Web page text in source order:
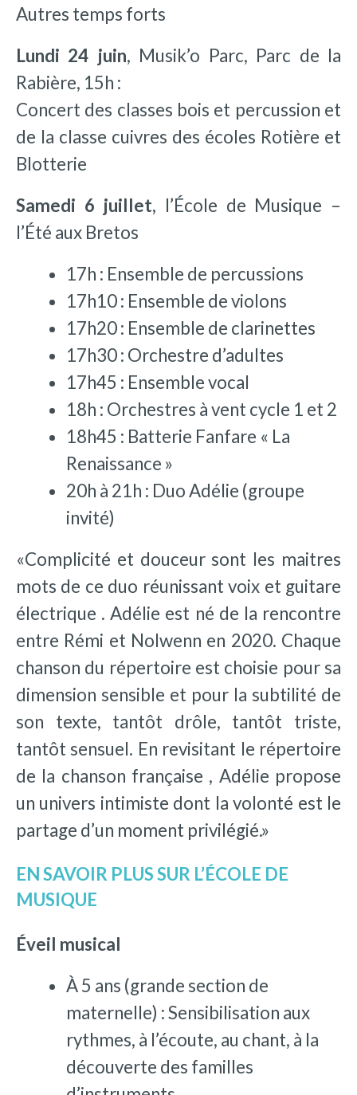
Autres temps forts
Lundi 24 juin, Musik’o Parc, Parc de la
Rabière, 15h :
Concert des classes bois et percussion et
de la classe cuivres des écoles Rotière et
Blotterie
Samedi 6 juillet, l’École de Musique –
l’Été aux Bretos
17h : Ensemble de percussions
17h10 : Ensemble de violons
17h20 : Ensemble de clarinettes
17h30 : Orchestre d’adultes
17h45 : Ensemble vocal
18h : Orchestres à vent cycle 1 et 2
18h45 : Batterie Fanfare « La
Renaissance »
20h à 21h : Duo Adélie (groupe
invité)
«Complicité et douceur sont les maitres
mots de ce duo réunissant voix et guitare
électrique . Adélie est né de la rencontre
entre Rémi et Nolwenn en 2020. Chaque
chanson du répertoire est choisie pour sa
dimension sensible et pour la subtilité de
son texte, tantôt drôle, tantôt triste,
tantôt sensuel. En revisitant le répertoire
de la chanson française , Adélie propose
un univers intimiste dont la volonté est le
partage d’un moment privilégié.»
EN SAVOIR PLUS SUR L’ÉCOLE DE
MUSIQUE
Éveil musical
À 5 ans (grande section de
maternelle) : Sensibilisation aux
rythmes, à l’écoute, au chant, à la
découverte des familles